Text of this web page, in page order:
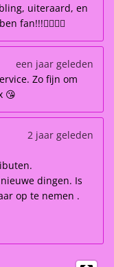
uiteraard, en
fan!!!👌🏽👌🏽
een jaar geleden
Zo fijn om
😘
2 jaar geleden
dingen. Is
op te nemen .